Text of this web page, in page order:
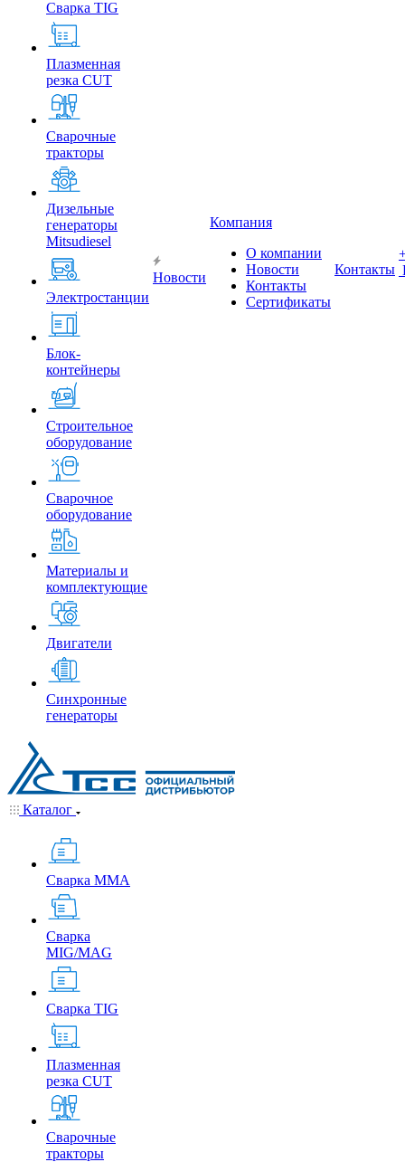
Сварка TIG
Плазменная
резка CUT
Сварочные
тракторы
Дизельные
генераторы
Mitsudiesel
Электростанции
Блок-
контейнеры
Строительное
оборудование
Сварочное
оборудование
Материалы и
комплектующие
Двигатели
Синхронные
генераторы
Новости
Компания
О компании
Новости
Контакты
Сертификаты
Контакты
Каталог
Сварка MMA
Сварка
MIG/MAG
Сварка TIG
Плазменная
резка CUT
Сварочные
тракторы